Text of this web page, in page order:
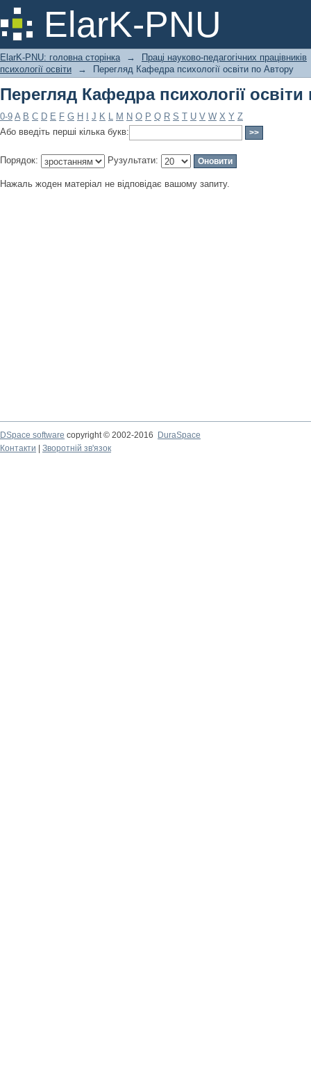
ElarK-PNU
Перегляд Кафедра психології
ElarK-PNU: головна сторінка →
Праці науково-педагогічних працівників
психології освіти
→ Перегляд Кафедра психології освіти по Автору
Перегляд Кафедра психології
0-9 A B C D E F G H J K L M N O P Q R S T U V W X Y Z
Або введіть перші кілька букв:
Порядок: Рузультати:
Нажаль жоден матеріал не відповідає вашому запиту.
DSpace software copyright © 2002-2016
DuraSpace
Контакти
Зворотній зв'язок